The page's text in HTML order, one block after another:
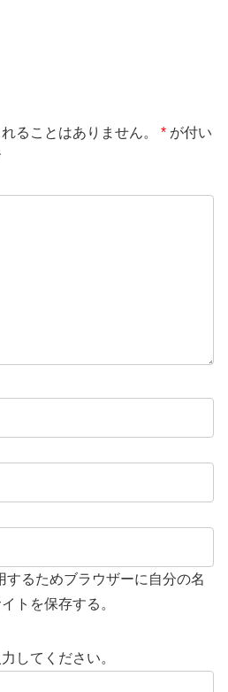
ることはありません。 * が付い
するためブラウザーに自分の名
トを保存する。
してください。